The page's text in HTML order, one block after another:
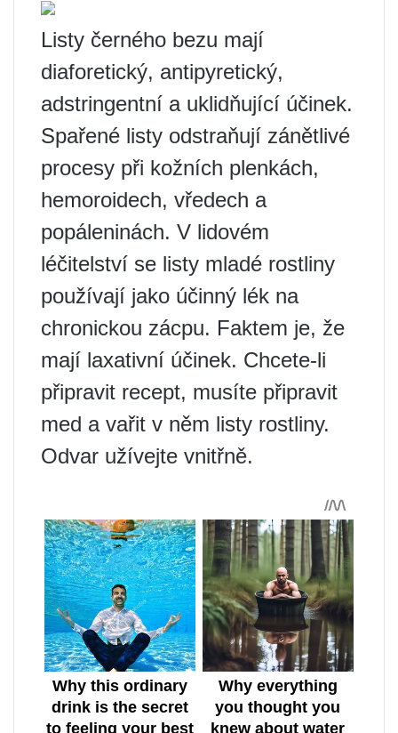
Listy černého bezu mají
diaforetický, antipyretický,
adstringentní a uklidňující účinek.
Spařené listy odstraňují zánětlivé
procesy při kožních plenkách,
hemoroidech, vředech a
popáleninách. V lidovém
léčitelství se listy mladé rostliny
používají jako účinný lék na
chronickou zácpu. Faktem je, že
mají laxativní účinek. Chcete-li
připravit recept, musíte připravit
med a vařit v něm listy rostliny.
Odvar užívejte vnitřně.